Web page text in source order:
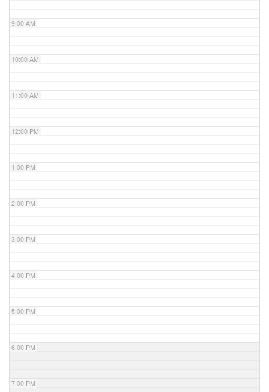
9:00 AM
10:00 AM
11:00 AM
12:00 PM
1:00 PM
2:00 PM
3:00 PM
4:00 PM
5:00 PM
6:00 PM
7:00 PM